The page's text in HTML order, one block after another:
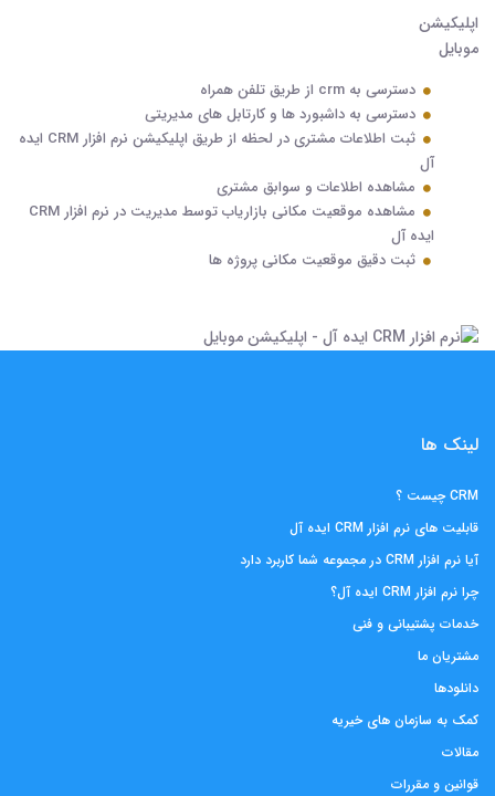
دسترسی به crm از طریق تلفن همراه
دسترسی به داشبورد ها و کارتابل های مدیریتی
ثبت اطلاعات مشتری در لحظه از طریق اپلیکیشن نرم افزار CRM ایده
آل
مشاهده اطلاعات و سوابق مشتری
مشاهده موقعیت مکانی بازاریاب توسط مدیریت در نرم افزار CRM
ایده آل
ثبت دقیق موقعیت مکانی پروژه ها
لینک ها
CRM چیست ؟
قابلیت های نرم افزار CRM ایده آل
آیا نرم افزار CRM در مجموعه شما کاربرد دارد
چرا نرم افزار CRM ایده آل؟
خدمات پشتیبانی و فنی
مشتریان ما
دانلودها
کمک به سازمان های خیریه
مقالات
قوانین و مقررات